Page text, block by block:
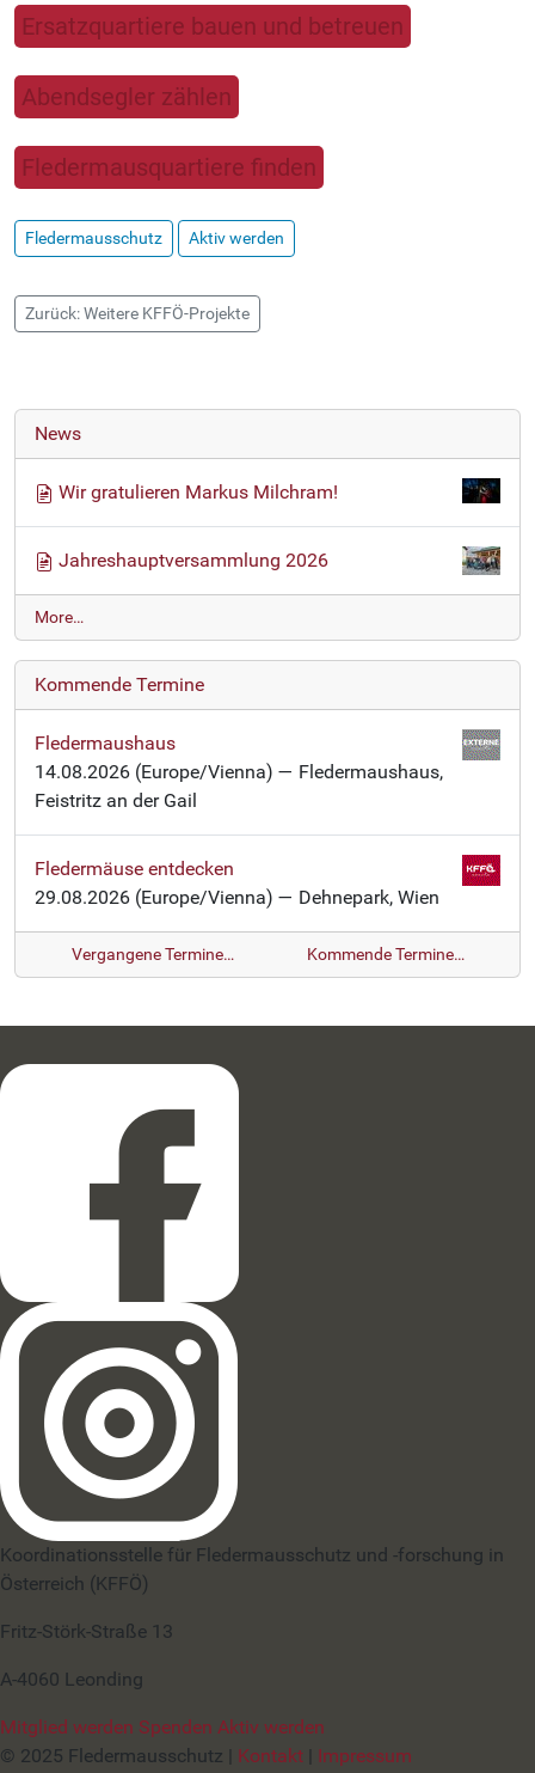
Ersatzquartiere bauen und betreuen
Abendsegler zählen
Fledermausquartiere finden
Fledermausschutz Aktiv werden
Zurück: Weitere KFFÖ-Projekte
News
Wir gratulieren Markus Milchram!
Jahreshauptversammlung 2026
N
e
w
s
-
More…
Kommende Termine
Fledermaushaus
14.08.2026 (Europe/Vienna) — Fledermaushaus,
Feistritz an der Gail
Fledermäuse entdecken
29.08.2026 (Europe/Vienna) — Dehnepark, Wien
Vergangene Termine… Kommende Termine…
Koordinationsstelle für Fledermausschutz und -forschung in
Österreich (KFFÖ)
Fritz-Störk-Straße 13
A-4060 Leonding
Mitglied werden Spenden Aktiv werden
© 2025 Fledermausschutz | Kontakt Impressum